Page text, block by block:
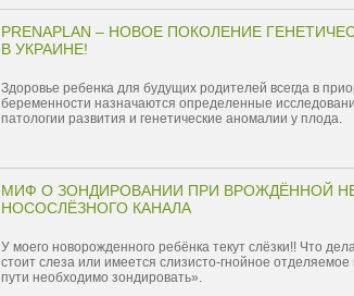
PRENAPLAN – НОВОЕ ПОКОЛЕНИЕ
В УКРАИНЕ!
Здоровье ребенка для будущих родителей всегда в
беременности назначаются определенные
патологии развития и генетические аномалии у плода.
МИФ О ЗОНДИРОВАНИИ ПРИ ВРОЖДЁННОЙ
НОСОСЛЁЗНОГО КАНАЛА
У моего новорожденного ребёнка текут слёзки!! Что
стоит слеза или имеется слизисто-гнойное отделяемое
пути необходимо зондировать».